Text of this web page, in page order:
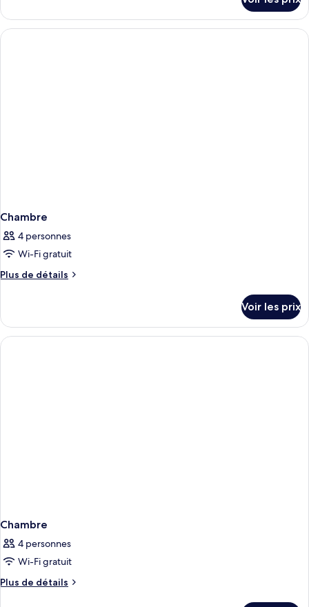
Doble
Matrimonial
le
type
de
Chambre
4 personnes
Wi-Fi gratuit
Plus de détails
Plus
le
type
de
Voir les prix
Chambre
4 personnes
Wi-Fi gratuit
Plus de détails
Plus